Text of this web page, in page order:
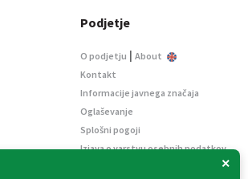
×
Podjetje
O podjetju | About
Kontakt
Informacije javnega značaja
Oglaševanje
Splošni pogoji
Izjava o varstvu osebnih podatkov